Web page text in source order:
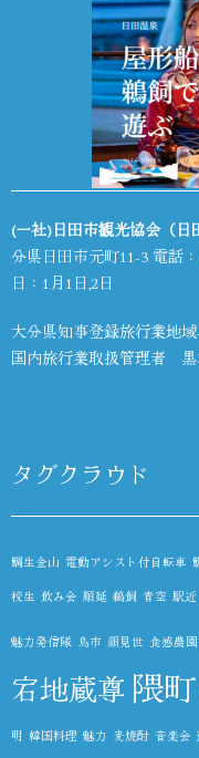
(一社)日田市観光協会（日
分県日田市元町11-3 電話：
日：1月1日,2日
大分県知事登録旅行業地域
国内旅行業取扱管理者
タグクラウド
鯛生金山 電動アシスト付自転車
校生 飲み会 順延 鵜飼 青空 駅近
魅力発信隊 鳥市 顔見世 食感農園
宕地蔵尊 隈町
明 韓国料理 魅力 麦焼酎 音楽会